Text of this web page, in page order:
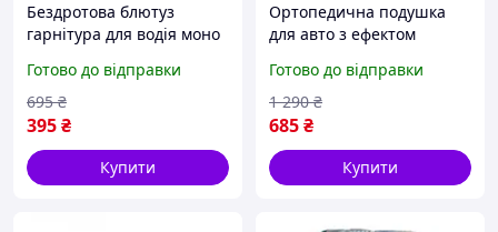
Бездротова блютуз
гарнітура для водія моно
універсальний
портативний
шумозаглушення авто
телефон bluetooth i
Готово до відправки
395₴
695 ₴
Купити
Ортопедична подушка
для авто з ефектом
спину підтримка
попереку автомобільна
на крісло від болю
ергономіч
Готово до відправки
685₴
1 290 ₴
Купити